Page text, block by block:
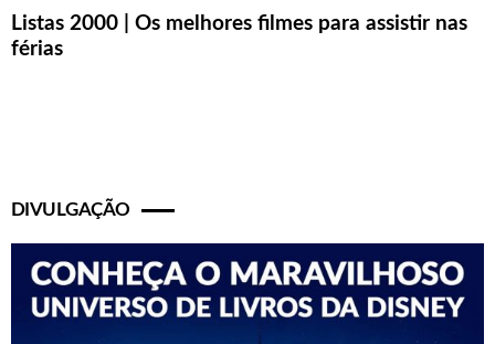
Listas 2000 | Os melhores filmes para assistir nas
férias
DIVULGAÇÃO